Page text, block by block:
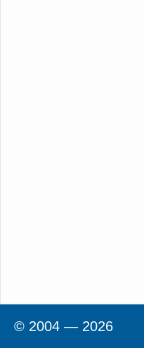
© 2004 — 2026